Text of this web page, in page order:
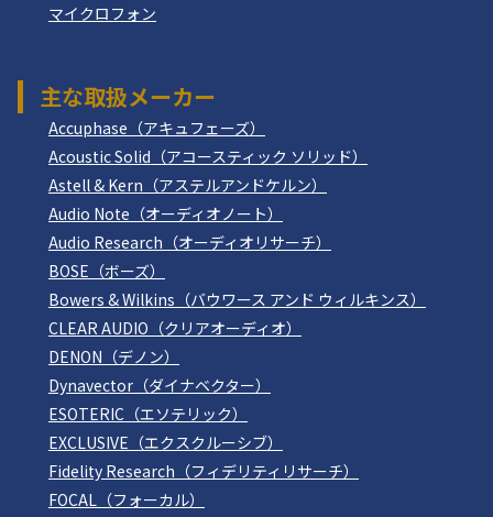
マイクロフォン
主な取扱メーカー
Accuphase（アキュフェーズ）
Acoustic Solid（アコースティック ソリッド）
Astell & Kern（アステルアンドケルン）
Audio Note（オーディオノート）
Audio Research（オーディオリサーチ）
BOSE（ボーズ）
Bowers & Wilkins（バウワース アンド ウィルキンス）
CLEAR AUDIO（クリアオーディオ）
DENON（デノン）
Dynavector（ダイナベクター）
ESOTERIC（エソテリック）
EXCLUSIVE（エクスクルーシブ）
Fidelity Research（フィデリティリサーチ）
FOCAL（フォーカル）